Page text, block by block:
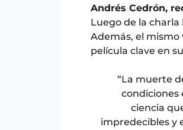
Andrés Cedrón,
Luego de la
Además, el mismo
película clave en
“La muerte
condiciones
ciencia
impredecibles y